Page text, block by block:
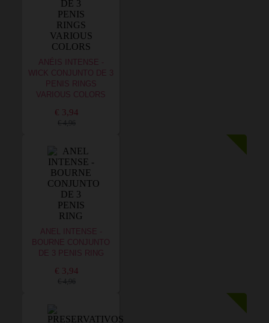
ANÉIS INTENSE -
WICK CONJUNTO DE 3
PENIS RINGS
VARIOUS COLORS
€ 3,94
€ 4,96
ANEL INTENSE -
BOURNE CONJUNTO
DE 3 PENIS RING
€ 3,94
€ 4,96